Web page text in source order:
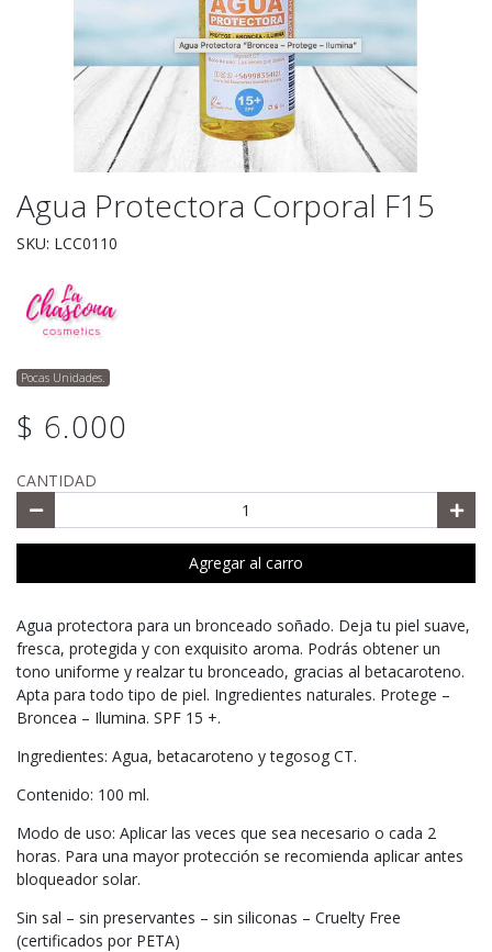
Agua Protectora Corporal F15
SKU: LCC0110
Pocas Unidades.
$ 6.000
CANTIDAD
Agregar al carro
Agua protectora para un bronceado soñado. Deja tu piel suave,
fresca, protegida y con exquisito aroma. Podrás obtener un
tono uniforme y realzar tu bronceado, gracias al betacaroteno.
Apta para todo tipo de piel. Ingredientes naturales. Protege –
Broncea – Ilumina. SPF 15 +.
Ingredientes: Agua, betacaroteno y tegosog CT.
Contenido: 100 ml.
Modo de uso: Aplicar las veces que sea necesario o cada 2
horas. Para una mayor protección se recomienda aplicar antes
bloqueador solar.
Sin sal – sin preservantes – sin siliconas – Cruelty Free
(certificados por PETA)